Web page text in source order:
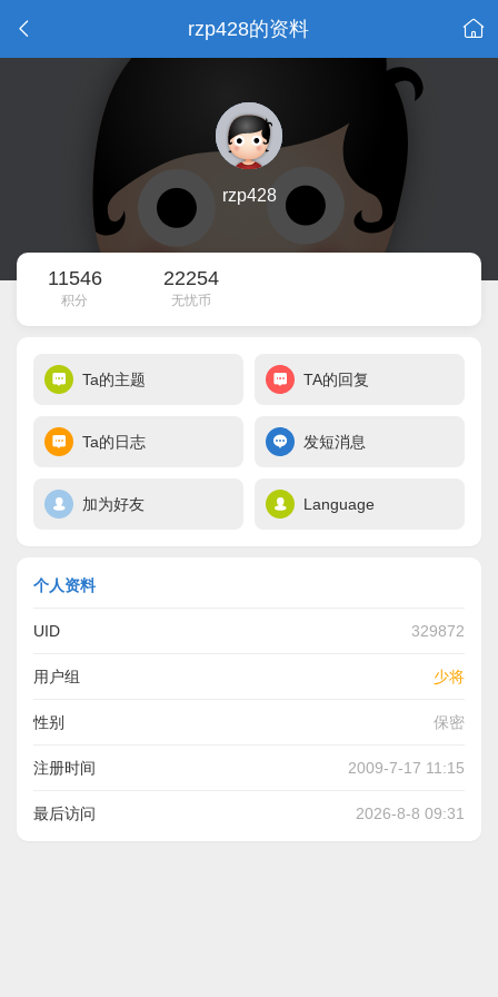
rzp428的资料
rzp428
11546
积分
22254
无忧币
Ta的主题 TA的回复
Ta的日志 发短消息
加为好友 Language
个人资料
UID 329872
用户组 少将
性别 保密
注册时间 2009-7-17 11:15
最后访问 2026-8-8 09:31